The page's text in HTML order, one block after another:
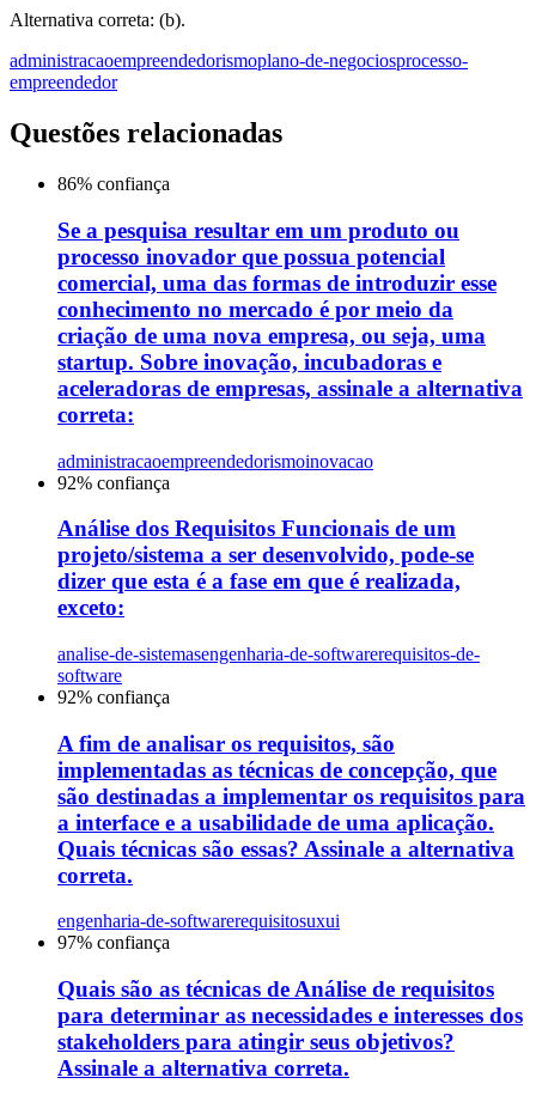
Alternativa correta: (b).
administracaoempreendedorismoplano-de-negociosprocesso-
empreendedor
Questões relacionadas
86% confiança
Se a pesquisa resultar em um produto ou
processo inovador que possua potencial
comercial, uma das formas de introduzir esse
conhecimento no mercado é por meio da
criação de uma nova empresa, ou seja, uma
startup. Sobre inovação, incubadoras e
aceleradoras de empresas, assinale a alternativa
correta:
administracaoempreendedorismoinovacao
92% confiança
Análise dos Requisitos Funcionais de um
projeto/sistema a ser desenvolvido, pode-se
dizer que esta é a fase em que é realizada,
exceto:
analise-de-sistemasengenharia-de-softwarerequisitos-de-
software
92% confiança
A fim de analisar os requisitos, são
implementadas as técnicas de concepção, que
são destinadas a implementar os requisitos para
a interface e a usabilidade de uma aplicação.
Quais técnicas são essas? Assinale a alternativa
correta.
engenharia-de-softwarerequisitosuxui
97% confiança
Quais são as técnicas de Análise de requisitos
para determinar as necessidades e interesses dos
stakeholders para atingir seus objetivos?
Assinale a alternativa correta.